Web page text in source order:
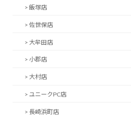
> 飯塚店
> 佐世保店
> 大牟田店
> 小郡店
> 大村店
> ユニークPC店
> 長崎浜町店